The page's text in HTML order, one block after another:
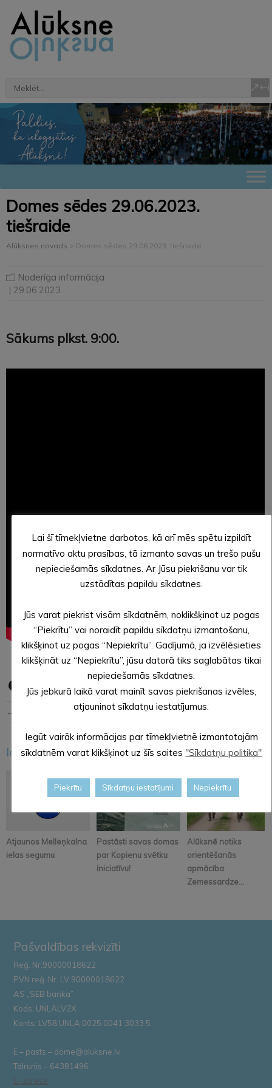
Domes sēdes 29.06.2023.
tiešraide
Alūksnes novads > Domes sēdes 29.06.2023. tiešraide
Noderīga informācija
| 29.06.2023
Sākums plkst. 9:00.
← Iepriekšējā ziņa Nākošā ziņa →
Iesakām arī šo
Atjaunos Melleņkalna
ielas segumu
Pastāsti savas domas
par Kopienu svētku
iniciatīvu!
Alūksnē notiks
orientēšanās
apmācība
Zemessardze...
< >
Pašvaldības rekvizīti
Reģ. Nr.90000018622
PVN reģ. Nr. LV 90000018622
AS „SEB banka”
Kods: UNLALV2X
Konts: LV58 UNLA 0025 0041 3033 5
E – pasts – dome@aluksne.lv
Tālrunis – 64381496
E-adrese
Lai šī tīmekļvietne darbotos, kā arī mēs spētu izpildīt
normatīvo aktu prasības, tā izmanto savas un trešo pušu
nepieciešamās sīkdatnes. Ar Jūsu piekrišanu var tik
uzstādītas papildu sīkdatnes.
Jūs varat piekrist visām sīkdatnēm, noklikšķinot uz pogas
“Piekrītu” vai noraidīt papildu sīkdatņu izmantošanu,
klikšķinot uz pogas “Nepiekrītu”. Gadījumā, ja izvēlēsieties
klikšķināt uz “Nepiekrītu”, jūsu datorā tiks saglabātas tikai
nepieciešamās sīkdatnes.
Jūs jebkurā laikā varat mainīt savas piekrišanas izvēles,
atjauninot sīkdatņu iestatījumus.
Iegūt vairāk informācijas par tīmekļvietnē izmantotajām
sīkdatnēm varat klikšķinot uz šīs saites "Sīkdatņu politika"
Piekrītu Sīkdatņu iestatījumi Nepiekrītu